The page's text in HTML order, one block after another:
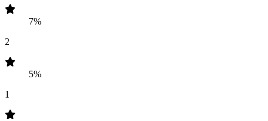
7%
2
5%
1